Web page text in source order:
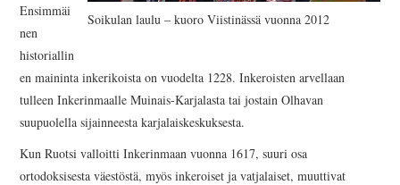
KULTTUURISEURA RY
MOOSES PUTRON
KOTIMUSEO
MERKKIHENKILÖT
Soikulan laulu – kuoro Viistinässä vuonna 2012
Ensimmäi
nen
historiallin
en maininta inkerikoista on vuodelta 1228. Inkeroisten arvellaan
tulleen Inkerinmaalle Muinais-Karjalasta tai jostain Olhavan
suupuolella sijainneesta karjalais­keskuksesta.
Kun Ruotsi valloitti Inkerinmaan vuonna 1617, suuri osa
ortodoksisesta väestöstä, myös inkeroiset ja vatjalaiset, muuttivat